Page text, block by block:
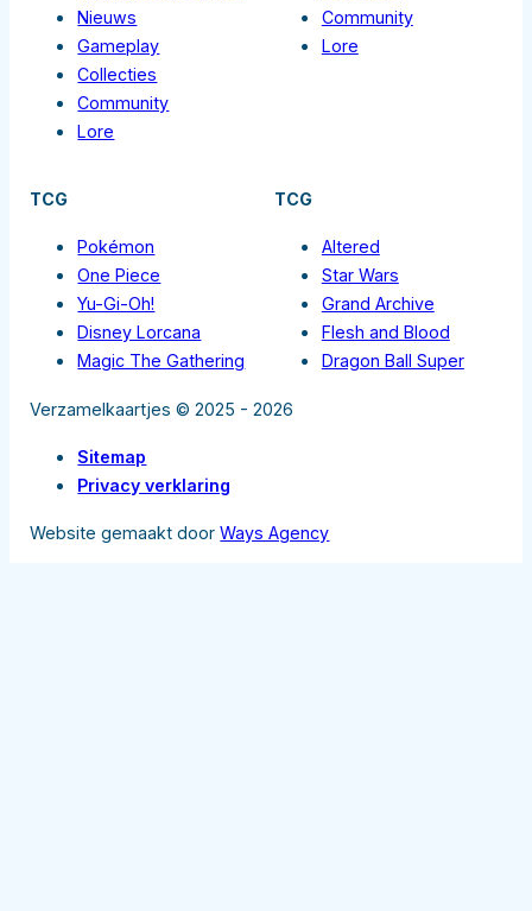
Nieuws
Gameplay
Collecties
Community
Lore
Community
Lore
TCG
Pokémon
One Piece
Yu-Gi-Oh!
Disney Lorcana
Magic The Gathering
TCG
Altered
Star Wars
Grand Archive
Flesh and Blood
Dragon Ball Super
Verzamelkaartjes © 2025 - 2026
Sitemap
Privacy verklaring
Website gemaakt doorWays Agency